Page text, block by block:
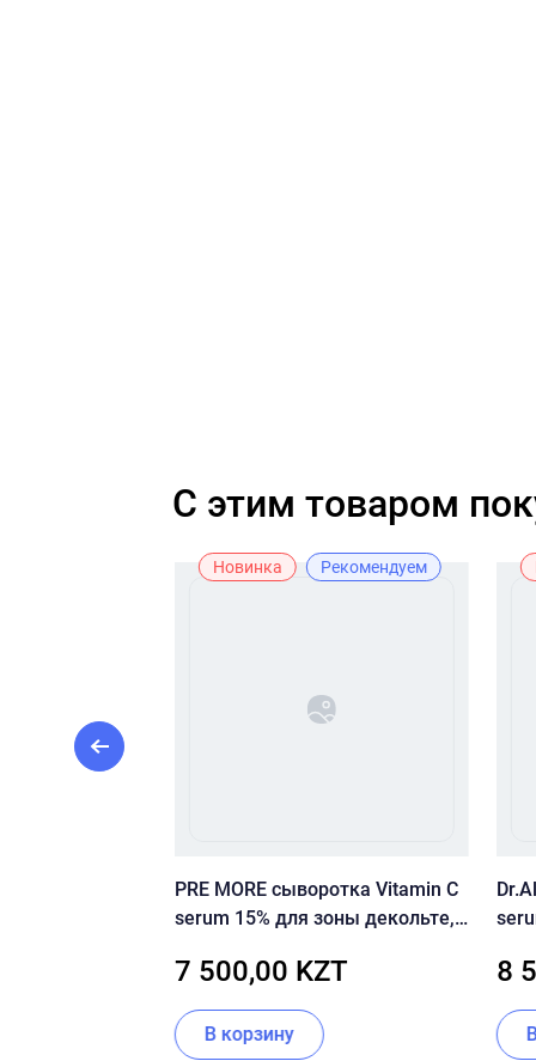
C этим товаром
Новинка Рекомендуем
PRE MORE сыворотка Vitamin C
serum 15% для зоны декольте,
7 500,00 KZT
В корзину
8